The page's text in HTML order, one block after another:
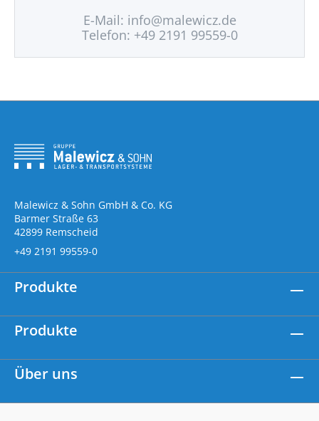
E-Mail: info@malewicz.de
Telefon: +49 2191 99559-0
Malewicz & Sohn GmbH & Co. KG
Barmer Straße 63
42899 Remscheid
+49 2191 99559-0
Produkte
Produkte
Über uns